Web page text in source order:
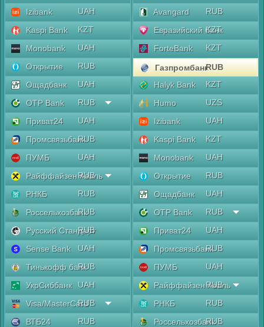
Izibank
UAH
Kaspi Bank
KZT
Monobank
UAH
Открытие
RUB
Ощадбанк
UAH
OTP Bank
RUB
Приват24
UAH
ПромсвязьбанкRUB
ПУМБ
UAH
Райффайзен Аваль
RUB
РНКБ
RUB
РоссельхозбанкRUB
Русский Стандарт
RUB
Sense Bank
UAH
Тинькофф банкRUB
УкрСиббанк
UAH
Visa/MasterCard
RUB
ВТБ24
RUB
Avangard
RUB
Евразийский банк
KZT
ForteBank
KZT
ГазпромбанкRUB
Halyk Bank
KZT
Humo
UZS
Izibank
UAH
Kaspi Bank
KZT
Monobank
UAH
Открытие
RUB
Ощадбанк
UAH
OTP Bank
RUB
Приват24
UAH
ПромсвязьбанкRUB
ПУМБ
UAH
Райффайзен Аваль
RUB
РНКБ
RUB
РоссельхозбанкRUB